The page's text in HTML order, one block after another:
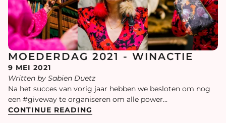
MOEDERDAG 2021 - WINACTIE
9 MEI 2021
Written by Sabien Duetz
Na het succes van vorig jaar hebben we besloten om nog
een #giveway te organiseren om alle power...
CONTINUE READING